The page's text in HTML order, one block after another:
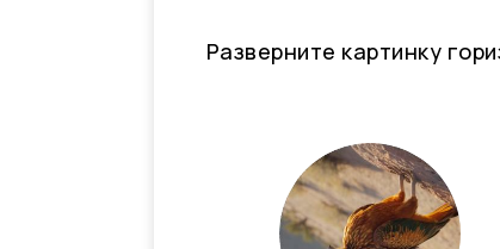
Разверните картинку